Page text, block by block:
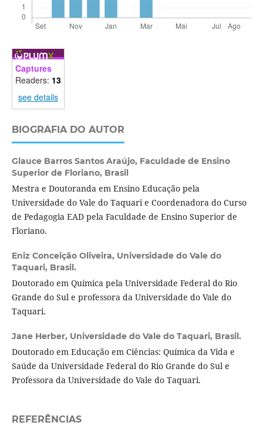
Captures
Readers: 13
see details
BIOGRAFIA DO AUTOR
Glauce Barros Santos Araújo, Faculdade de Ensino
Superior de Floriano, Brasil
Mestra e Doutoranda em Ensino Educação pela
Universidade do Vale do Taquari e Coordenadora do Curso
de Pedagogia EAD pela Faculdade de Ensino Superior de
Floriano.
Eniz Conceição Oliveira, Universidade do Vale do
Taquari, Brasil.
Doutorado em Química pela Universidade Federal do Rio
Grande do Sul e professora da Universidade do Vale do
Taquari.
Jane Herber, Universidade do Vale do Taquari, Brasil.
Doutorado em Educação em Ciências: Química da Vida e
Saúde da Universidade Federal do Rio Grande do Sul e
Professora da Universidade do Vale do Taquari.
REFERÊNCIAS